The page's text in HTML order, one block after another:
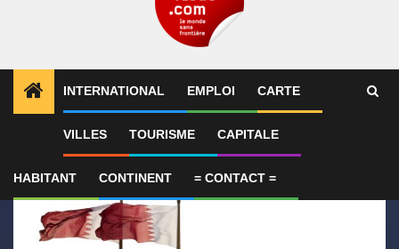
INTERNATIONAL EMPLOI CARTE
VILLES TOURISME CAPITALE
HABITANT CONTINENT = CONTACT =
ALERTES INFO 1 Le Qatar condamne l’attentat